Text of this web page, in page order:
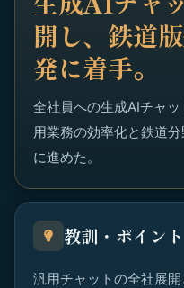
開し、鉄道
発に着手。
全社員への生成AIチャ
用業務の効率化と鉄道
に進めた。
教訓・ポイント
汎用チャットの全社展